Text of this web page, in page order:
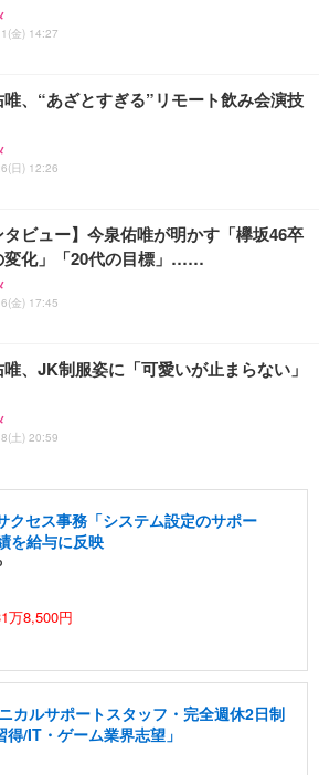
金) 14:27
、“あざとすぎる”リモート飲み会演技
日) 12:26
タビュー】今泉佑唯が明かす「欅坂46卒
変化」「20代の目標」……
金) 17:45
、JK制服姿に「可愛いが止まらない」
土) 20:59
クセス事務「システム設定のサポー
を給与に反映
万8,500円
カルサポートスタッフ・完全週休2日制
得/IT・ゲーム業界志望」